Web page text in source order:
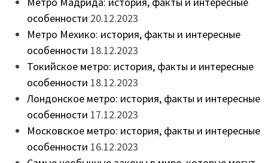
особенности 20.12.2023
Метро Мехико: история, факты и интересные
особенности 18.12.2023
Токийское метро: история, факты и интересные
особенности 18.12.2023
Лондонское метро: история, факты и интересные
особенности 17.12.2023
Московское метро: история, факты и интересные
особенности 16.12.2023